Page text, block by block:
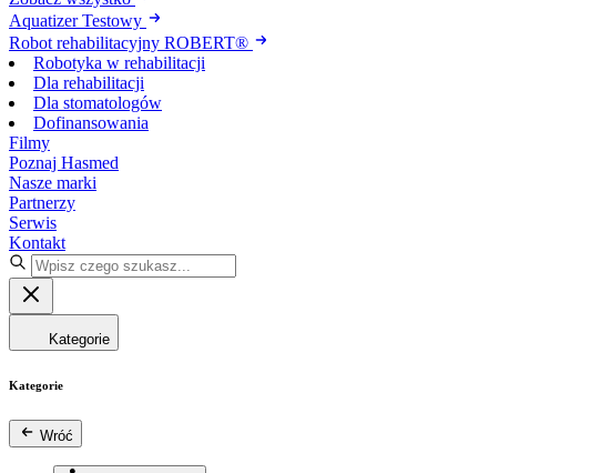
Aquatizer Testowy
Robot rehabilitacyjny ROBERT®
Robotyka w rehabilitacji
Dla rehabilitacji
Dla stomatologów
Dofinansowania
Filmy
Poznaj Hasmed
Nasze marki
Partnerzy
Serwis
Kontakt
Kategorie
Kategorie
Wróć